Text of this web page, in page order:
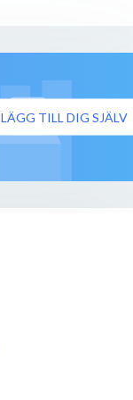
Öppet nu
LÄGG TILL DIG SJÄLV